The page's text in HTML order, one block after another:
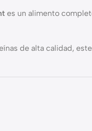
es un alimento
de alta calidad,